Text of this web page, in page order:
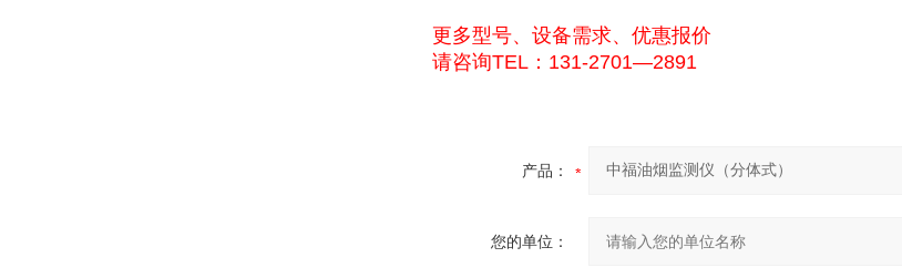
更多型号、设备需求、优惠报价
请咨询TEL：131-2701—2891
产品：
您的单位：